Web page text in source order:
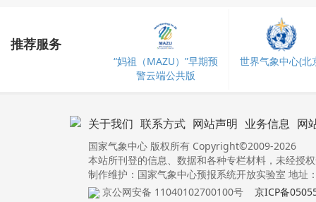
推荐服务
“妈祖（MAZU）”早期预
警云端公共版
世界气象中心(北
关于我们 联系方式 网站声明 业务信息 网
国家气象中心 版权所有 Copyright©2009-2026
本站所刊登的信息、数据和各种专栏材料，未经授
制作维护：国家气象中心预报系统开放实验室 地址
京公网安备 11040102700100号
京ICP备